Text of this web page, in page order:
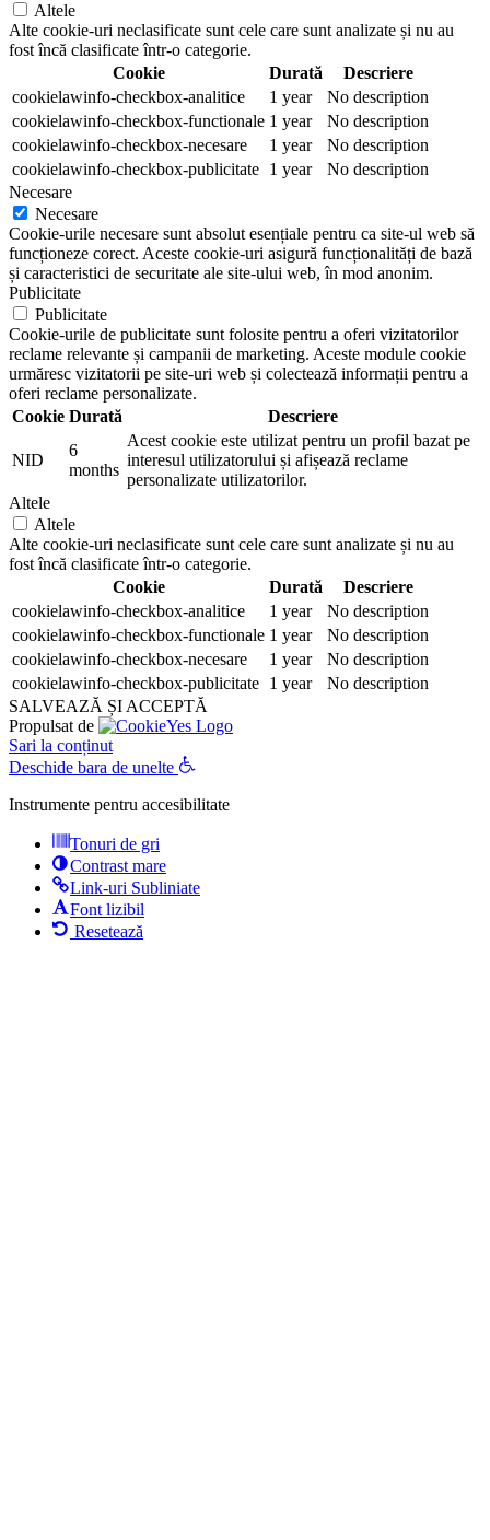
Altele
Alte cookie-uri neclasificate sunt cele care sunt analizate și nu au
fost încă clasificate într-o categorie.
Cookie
Durată
Descriere
cookielawinfo-checkbox-analitice
1 year
No description
cookielawinfo-checkbox-functionale 1 year
No description
cookielawinfo-checkbox-necesare
1 year
No description
cookielawinfo-checkbox-publicitate 1 year
No description
Necesare
Necesare
Cookie-urile necesare sunt absolut esențiale pentru ca site-ul web să
funcționeze corect. Aceste cookie-uri asigură funcționalități de bază
și caracteristici de securitate ale site-ului web, în mod anonim.
Publicitate
Publicitate
Cookie-urile de publicitate sunt folosite pentru a oferi vizitatorilor
reclame relevante și campanii de marketing. Aceste module cookie
urmăresc vizitatorii pe site-uri web și colectează informații pentru a
oferi reclame personalizate.
Cookie Durată Descriere
NID
6
months
Acest cookie este utilizat pentru un profil bazat pe
interesul utilizatorului și afișează reclame
personalizate utilizatorilor.
Altele
Altele
Alte cookie-uri neclasificate sunt cele care sunt analizate și nu au
fost încă clasificate într-o categorie.
Cookie
Durată
Descriere
cookielawinfo-checkbox-analitice
1 year
No description
cookielawinfo-checkbox-functionale 1 year
No description
cookielawinfo-checkbox-necesare
1 year
No description
cookielawinfo-checkbox-publicitate 1 year
No description
SALVEAZĂ ȘI ACCEPTĂ
Propulsat de
Sari la conținut
Deschide bara de unelte
Instrumente pentru accesibilitate
Tonuri de gri
Contrast mare
Link-uri Subliniate
Font lizibil
Resetează